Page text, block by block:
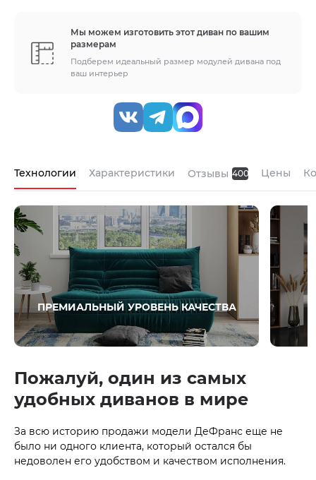
Мы можем изготовить этот диван по вашим
размерам
Подберем идеальный размер модулей дивана под
ваш интерьер
Технологии Характеристики Отзывы 400 Цены
ПРЕМИАЛЬНЫЙ УРОВЕНЬ КАЧЕСТВА
Пожалуй, один из самых
удобных диванов в мире
За всю историю продажи модели ДеФранс еще не
было ни одного клиента, который остался бы
недоволен его удобством и качеством исполнения.